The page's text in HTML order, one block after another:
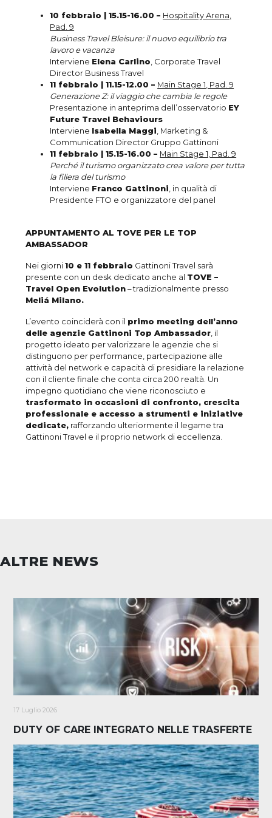
10 febbraio | 15.15-16.00 – Hospitality Arena,
Pad. 9
Business Travel Bleisure: il nuovo equilibrio tra
lavoro e vacanza
Interviene Elena Carlino , Corporate Travel
Director Business Travel
11 febbraio | 11.15-12.00 – Main Stage 1, Pad. 9
Generazione Z: il viaggio che cambia le regole
Presentazione in anteprima dell’osservatorio EY
Future Travel Behaviours
Interviene Isabella Maggi , Marketing &
Communication Director Gruppo Gattinoni
11 febbraio | 15.15-16.00 – Main Stage 1, Pad. 9
Perché il turismo organizzato crea valore per tutta
la filiera del turismo
Interviene Franco Gattinoni , in qualità di
Presidente FTO e organizzatore del panel
APPUNTAMENTO AL TOVE PER LE TOP
AMBASSADOR
Nei giorni10 e 11 febbraio Gattinoni Travel sarà
presente con un desk dedicato anche al TOVE –
Travel Open Evolution– tradizionalmente presso
Meliá Milano.
L’evento coinciderà con il primo meeting dell’anno
delle agenzie Gattinoni Top Ambassador , il
progetto ideato per valorizzare le agenzie che si
distinguono per performance, partecipazione alle
attività del network e capacità di presidiare la relazione
con il cliente finale che conta circa 200 realtà. Un
impegno quotidiano che viene riconosciuto e
trasformato in occasioni di confronto, crescita
professionale e accesso a strumenti e iniziative
dedicate, rafforzando ulteriormente il legame tra
Gattinoni Travel e il proprio network di eccellenza.
ALTRE NEWS
17 Luglio 2026
DUTY OF CARE INTEGRATO NELLE TRASFERTE